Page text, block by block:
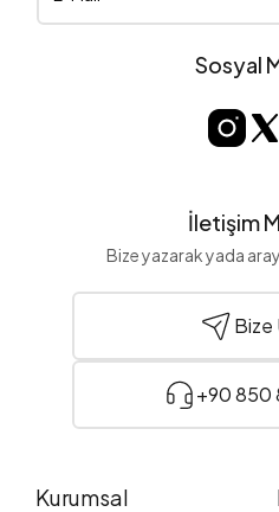
Sosyal
İletişim
Bize yazarak yada
Bize
+90 850
Kurumsal